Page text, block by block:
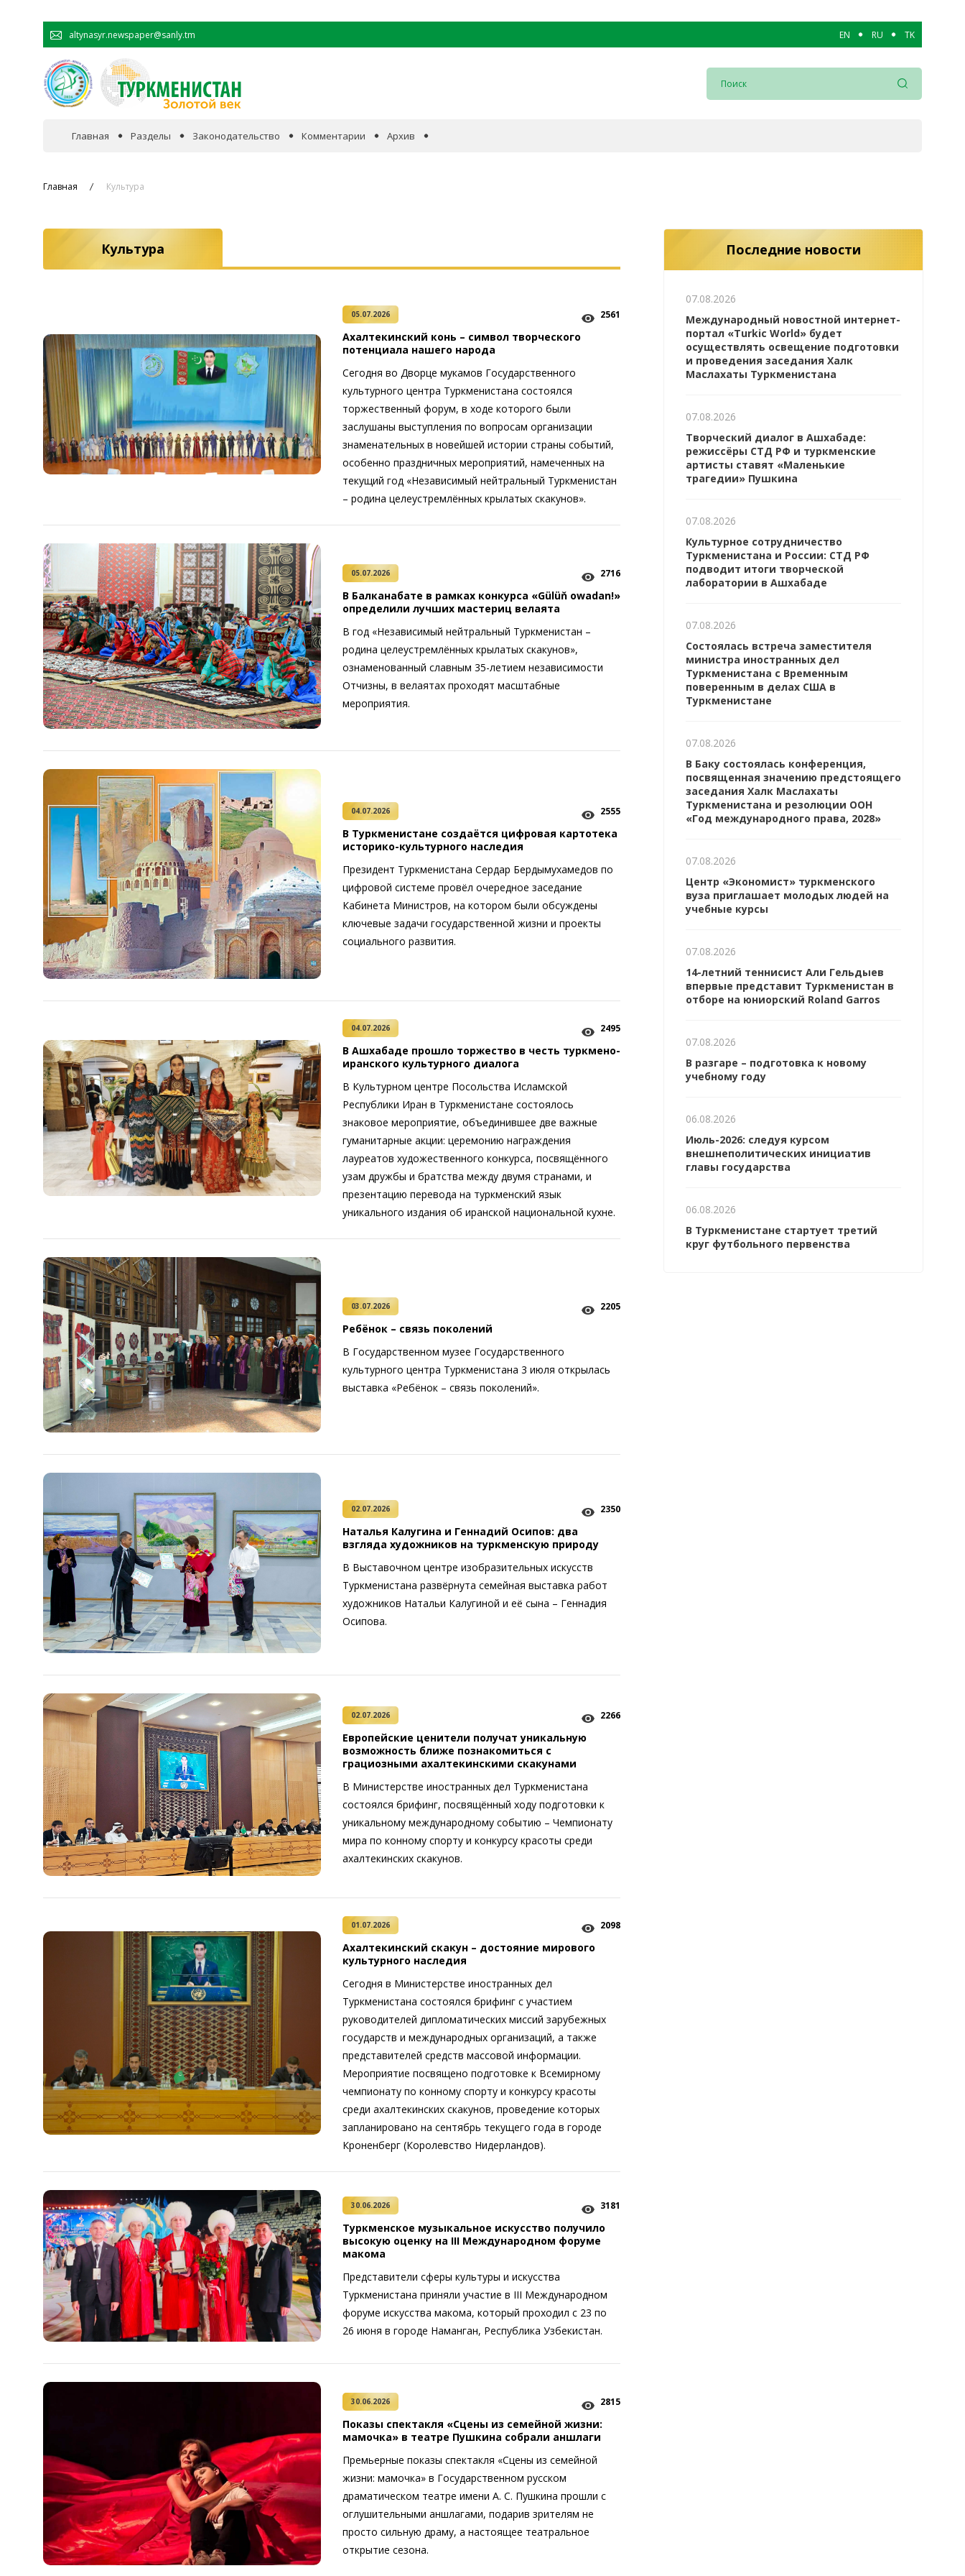
altynasyr.newspaper@sanly.tm EN RU TK
Главная Разделы
Сотрудничество
Общество
Культура
Наука
Спорт
Законодательство Комментарии Архив
Главная Культура
Культура
05.07.2026 2561
Ахалтекинский конь – символ творческого
потенциала нашего народа
Сегодня во Дворце мукамов Государственного
культурного центра Туркменистана состоялся
торжественный форум, в ходе которого были
заслушаны выступления по вопросам организации
знаменательных в новейшей истории страны событий,
особенно праздничных мероприятий, намеченных на
текущий год «Независимый нейтральный Туркменистан
– родина целеустремлённых крылатых скакунов».
05.07.2026 2716
В Балканабате в рамках конкурса «Gülüň owadan!»
определили лучших мастериц велаята
В год «Независимый нейтральный Туркменистан –
родина целеустремлённых крылатых скакунов»,
ознаменованный славным 35-летием независимости
Отчизны, в велаятах проходят масштабные
мероприятия.
04.07.2026 2555
В Туркменистане создаётся цифровая картотека
историко-культурного наследия
Президент Туркменистана Сердар Бердымухамедов по
цифровой системе провёл очередное заседание
Кабинета Министров, на котором были обсуждены
ключевые задачи государственной жизни и проекты
социального развития.
04.07.2026 2495
В Ашхабаде прошло торжество в честь туркмено-
иранского культурного диалога
В Культурном центре Посольства Исламской
Республики Иран в Туркменистане состоялось
знаковое мероприятие, объединившее две важные
гуманитарные акции: церемонию награждения
лауреатов художественного конкурса, посвящённого
узам дружбы и братства между двумя странами, и
презентацию перевода на туркменский язык
уникального издания об иранской национальной кухне.
03.07.2026 2205
Ребёнок – связь поколений
В Государственном музее Государственного
культурного центра Туркменистана 3 июля открылась
выставка «Ребёнок – связь поколений».
02.07.2026 2350
Наталья Калугина и Геннадий Осипов: два
взгляда художников на туркменскую природу
В Выставочном центре изобразительных искусств
Туркменистана развёрнута семейная выставка работ
художников Натальи Калугиной и её сына – Геннадия
Осипова.
02.07.2026 2266
Европейские ценители получат уникальную
возможность ближе познакомиться с
грациозными ахалтекинскими скакунами
В Министерстве иностранных дел Туркменистана
состоялся брифинг, посвящённый ходу подготовки к
уникальному международному событию – Чемпионату
мира по конному спорту и конкурсу красоты среди
ахалтекинских скакунов.
01.07.2026 2098
Ахалтекинский скакун – достояние мирового
культурного наследия
Сегодня в Министерстве иностранных дел
Туркменистана состоялся брифинг с участием
руководителей дипломатических миссий зарубежных
государств и международных организаций, а также
представителей средств массовой информации.
Мероприятие посвящено подготовке к Всемирному
чемпионату по конному спорту и конкурсу красоты
среди ахалтекинских скакунов, проведение которых
запланировано на сентябрь текущего года в городе
Кроненберг (Королевство Нидерландов).
30.06.2026 3181
Туркменское музыкальное искусство получило
высокую оценку на III Международном форуме
макома
Представители сферы культуры и искусства
Туркменистана приняли участие в III Международном
форуме искусства макома, который проходил с 23 по
26 июня в городе Наманган, Республика Узбекистан.
30.06.2026 2815
Показы спектакля «Сцены из семейной жизни:
мамочка» в театре Пушкина собрали аншлаги
Премьерные показы спектакля «Сцены из семейной
жизни: мамочка» в Государственном русском
драматическом театре имени А. С. Пушкина прошли с
оглушительными аншлагами, подарив зрителям не
просто сильную драму, а настоящее театральное
открытие сезона.
Последние новости
07.08.2026
Международный новостной интернет-
портал «Turkic World» будет
осуществлять освещение подготовки
и проведения заседания Халк
Маслахаты Туркменистана
07.08.2026
Творческий диалог в Ашхабаде:
режиссёры СТД РФ и туркменские
артисты ставят «Маленькие
трагедии» Пушкина
07.08.2026
Культурное сотрудничество
Туркменистана и России: СТД РФ
подводит итоги творческой
лаборатории в Ашхабаде
07.08.2026
Состоялась встреча заместителя
министра иностранных дел
Туркменистана с Временным
поверенным в делах США в
Туркменистане
07.08.2026
В Баку состоялась конференция,
посвященная значению предстоящего
заседания Халк Маслахаты
Туркменистана и резолюции ООН
«Год международного права, 2028»
07.08.2026
Центр «Экономист» туркменского
вуза приглашает молодых людей на
учебные курсы
07.08.2026
14-летний теннисист Али Гельдыев
впервые представит Туркменистан в
отборе на юниорский Roland Garros
07.08.2026
В разгаре – подготовка к новому
учебному году
06.08.2026
Июль-2026: следуя курсом
внешнеполитических инициатив
главы государства
06.08.2026
В Туркменистане стартует третий
круг футбольного первенства